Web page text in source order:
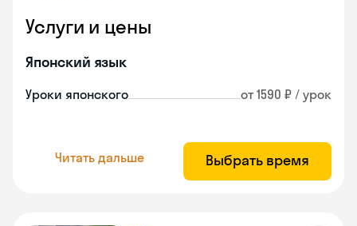
Услуги и цены
Японский язык
Уроки японского от 1590 ₽ / урок
Читать дальше Выбрать время